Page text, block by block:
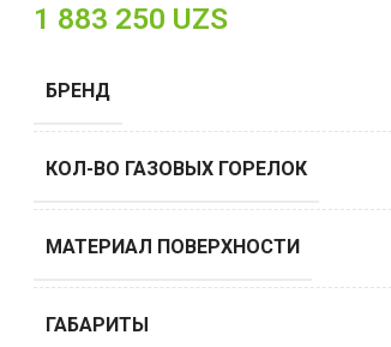
1 883 250 UZS
БРЕНД
КОЛ-ВО ГАЗОВЫХ ГОРЕЛОК
МАТЕРИАЛ ПОВЕРХНОСТИ
ГАБАРИТЫ